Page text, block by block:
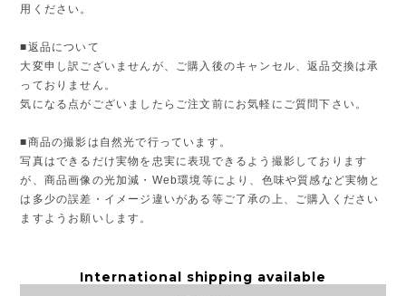
用ください。
■返品について
大変申し訳ございませんが、ご購入後のキャンセル、返品交換は承
っておりません。
気になる点がございましたらご注文前にお気軽にご質問下さい。
■商品の撮影は自然光で行っています。
写真はできるだけ実物を忠実に表現できるよう撮影しております
が、商品画像の光加減・Web環境等により、色味や質感など実物と
は多少の誤差・イメージ違いがある等ご了承の上、ご購入ください
ますようお願いします。
International shipping available